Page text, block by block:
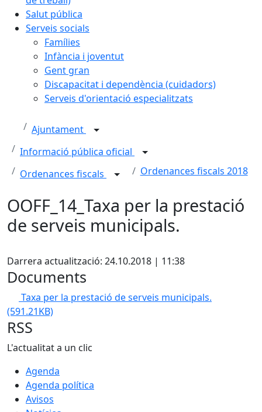
Salut pública
Serveis socials
Famílies
Infància i joventut
Gent gran
Discapacitat i dependència (cuidadors)
Serveis d'orientació especialitzats
Ajuntament
Informació pública oficial
Ordenances fiscals
Ordenances fiscals 2018
OOFF_14_Taxa per la prestació
de serveis municipals.
Darrera actualització: 24.10.2018 | 11:38
Documents
Taxa per la prestació de serveis municipals.
(591.21KB)
RSS
L'actualitat a un clic
Agenda
Agenda política
Avisos